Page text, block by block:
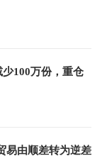
100万份，重仓
易由顺差转为逆差